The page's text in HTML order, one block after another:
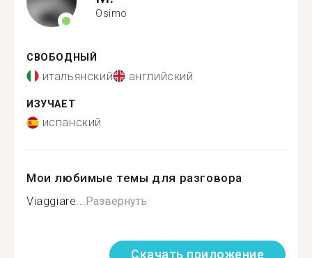
Osimo
СВОБОДНЫЙ
итальянский английский
ИЗУЧАЕТ
испанский
Мои любимые темы для разговора
Viaggiare...Развернуть
Скачать приложение